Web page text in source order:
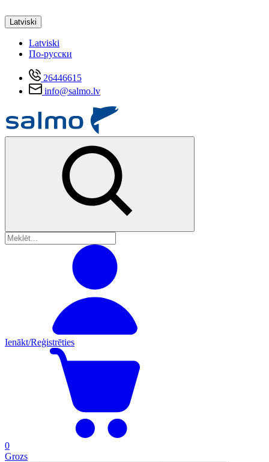
Latviski
Latviski
По-русски
26446615
info@salmo.lv
Ienākt/Reģistrēties
0
Grozs